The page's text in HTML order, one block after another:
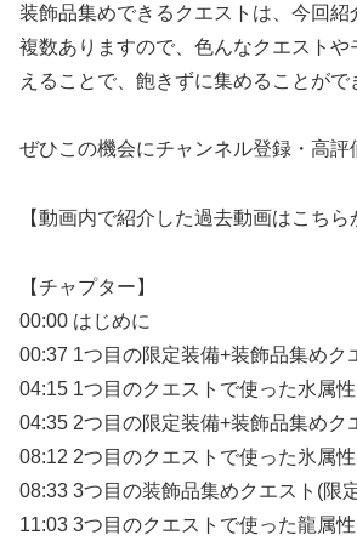
装飾品集めできるクエストは、今回紹
複数ありますので、色んなクエストや
えることで、飽きずに集めることがで
ぜひこの機会にチャンネル登録・高評
【動画内で紹介した過去動画はこちら
【チャプター】
00:00 はじめに
00:37 1つ目の限定装備+装飾品集めク
04:15 1つ目のクエストで使った水属
04:35 2つ目の限定装備+装飾品集めク
08:12 2つ目のクエストで使った氷属
08:33 3つ目の装飾品集めクエスト(限
11:03 3つ目のクエストで使った龍属